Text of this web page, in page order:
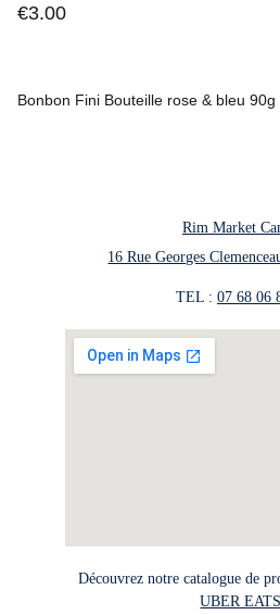
€3.00
Bonbon Fini Bouteille rose & bleu 90g
Découvrez notre catalogue de
UBER EATS
Rim Market
16 Rue Georges
TEL : 07 68 06